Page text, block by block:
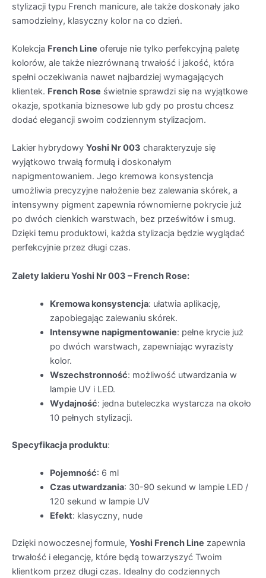
stylizacji typu French manicure, ale także doskonały jako
samodzielny, klasyczny kolor na co dzień.
Kolekcja French Line oferuje nie tylko perfekcyjną paletę
kolorów, ale także niezrównaną trwałość i jakość, która
spełni oczekiwania nawet najbardziej wymagających
klientek. French Rose świetnie sprawdzi się na wyjątkowe
okazje, spotkania biznesowe lub gdy po prostu chcesz
dodać elegancji swoim codziennym stylizacjom.
Lakier hybrydowy Yoshi Nr 003 charakteryzuje się
wyjątkowo trwałą formułą i doskonałym
napigmentowaniem. Jego kremowa konsystencja
umożliwia precyzyjne nałożenie bez zalewania skórek, a
intensywny pigment zapewnia równomierne pokrycie już
po dwóch cienkich warstwach, bez prześwitów i smug.
Dzięki temu produktowi, każda stylizacja będzie wyglądać
perfekcyjnie przez długi czas.
Zalety lakieru Yoshi Nr 003 – French Rose:
Kremowa konsystencja: ułatwia aplikację,
zapobiegając zalewaniu skórek.
Intensywne napigmentowanie: pełne krycie już
po dwóch warstwach, zapewniając wyrazisty
kolor.
Wszechstronność: możliwość utwardzania w
lampie UV i LED.
Wydajność: jedna buteleczka wystarcza na około
10 pełnych stylizacji.
Specyfikacja produktu:
Pojemność: 6 ml
Czas utwardzania: 30-90 sekund w lampie LED /
120 sekund w lampie UV
Efekt: klasyczny, nude
Dzięki nowoczesnej formule, Yoshi French Line zapewnia
trwałość i elegancję, które będą towarzyszyć Twoim
klientkom przez długi czas. Idealny do codziennych